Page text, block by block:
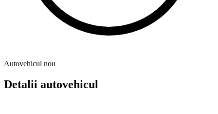
Autovehicul nou
Detalii autovehicul